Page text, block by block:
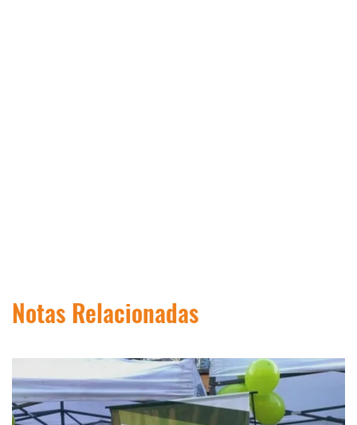
Notas Relacionadas